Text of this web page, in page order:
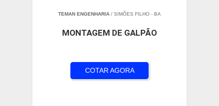
TEMAN ENGENHARIA / SIMÕES FILHO - BA
MONTAGEM DE GALPÃO
COTAR AGORA